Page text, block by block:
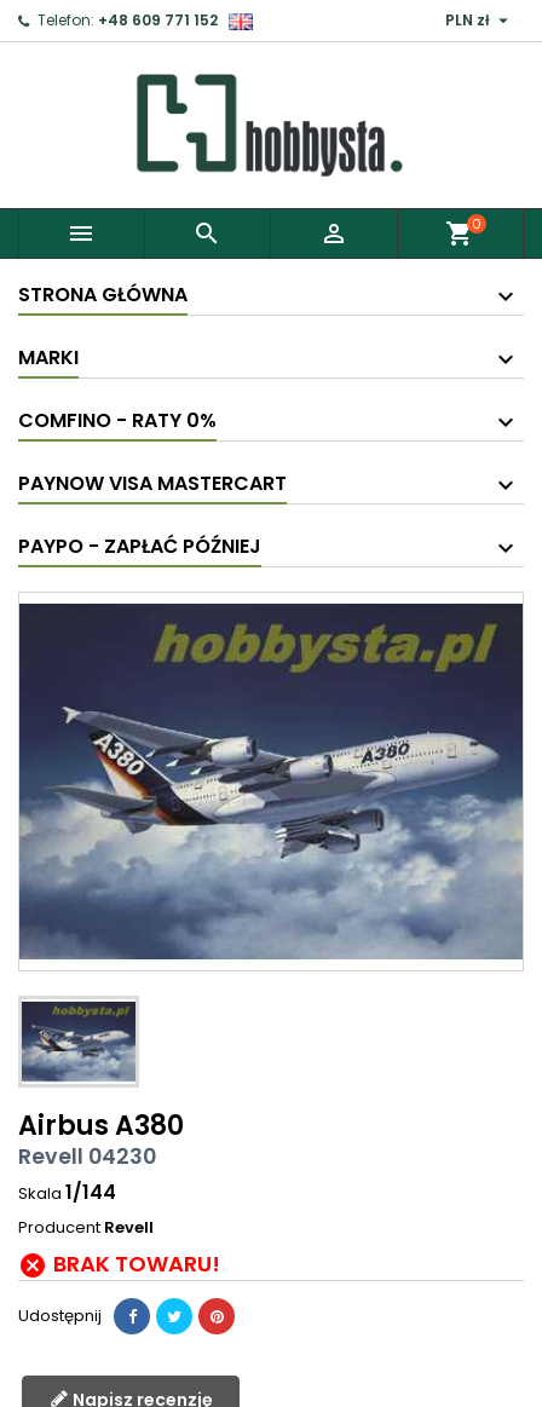
Telefon: +48 609 771 152 PLN zł 
   shopping_cart0
STRONA GŁÓWNA
MARKI
COMFINO - RATY 0%
PAYNOW VISA MASTERCART
PAYPO - ZAPŁAĆ PÓŹNIEJ
Airbus A380
Revell 04230
Skala 1/144
Producent Revell
 BRAK TOWARU!
Udostępnij
Napisz recenzję